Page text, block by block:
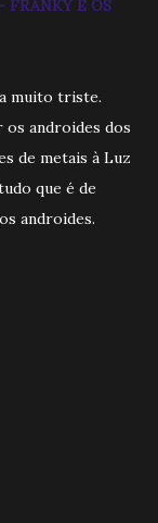
E OS
muito triste.
os androides dos
de metais à Luz
que é de
androides.